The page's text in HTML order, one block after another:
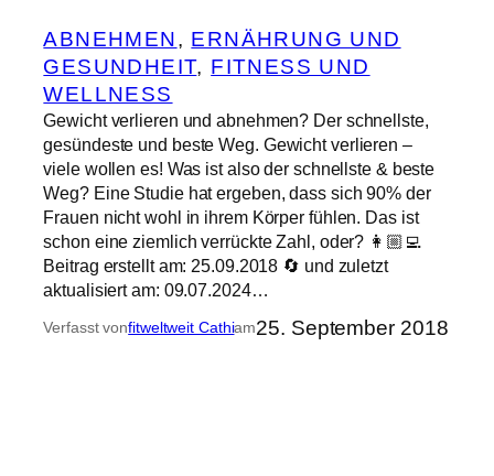
ABNEHMEN, ERNÄHRUNG UND
GESUNDHEIT, FITNESS UND
WELLNESS
Gewicht verlieren und abnehmen? Der schnellste,
gesündeste und beste Weg. Gewicht verlieren –
viele wollen es! Was ist also der schnellste & beste
Weg? Eine Studie hat ergeben, dass sich 90% der
Frauen nicht wohl in ihrem Körper fühlen. Das ist
schon eine ziemlich verrückte Zahl, oder? 👩🏼‍💻
Beitrag erstellt am: 25.09.2018 🔄 und zuletzt
aktualisiert am: 09.07.2024…
Verfasst vonfitweltweit Cathiam25. September 2018